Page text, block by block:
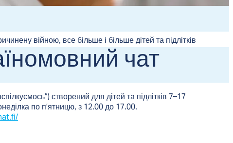
чат
війною, все більше і більше дітей та підлітків
«Let’sChat» від SOS-Lapsikylä. Зараз багато хто
до нового повсякденного життя серед
створений для дітей та підлітків 7–17
по п’ятницю, з 12.00 до 17.00.